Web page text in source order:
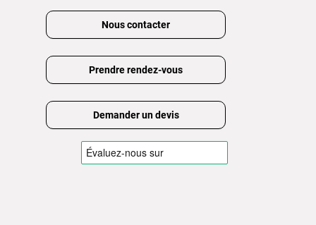
Nous contacter
Prendre rendez-vous
Demander un devis